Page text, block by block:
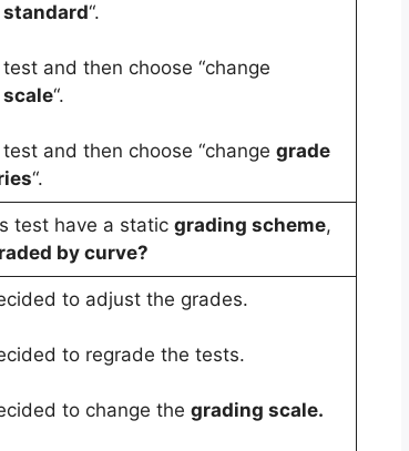
“.
and then choose “change
“.
and then choose “change grade
“.
test have a static grading scheme,
by curve?
to adjust the grades.
to regrade the tests.
to change the grading scale.